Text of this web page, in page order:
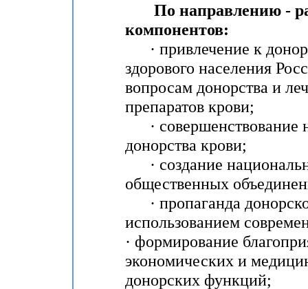
По направлению -
компонентов:
· привлечение к
здорового населения
вопросам донорства и
препаратов крови;
· совершенствование
донорства крови;
· создание
общественных
· пропаганда
использованием
· формирование
экономических и
донорских функций;